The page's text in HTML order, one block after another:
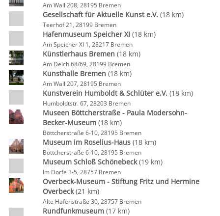
Am Wall 208, 28195 Bremen
Gesellschaft für Aktuelle Kunst e.V.(18 km)
Teerhof 21, 28199 Bremen
Hafenmuseum Speicher XI (18 km)
Am Speicher XI 1, 28217 Bremen
Künstlerhaus Bremen (18 km)
Am Deich 68/69, 28199 Bremen
Kunsthalle Bremen (18 km)
Am Wall 207, 28195 Bremen
Kunstverein Humboldt & Schlüter e.V.(18 km)
Humboldtstr. 67, 28203 Bremen
Museen Böttcherstraße - Paula Modersohn-
Becker-Museum(18 km)
Böttcherstraße 6-10, 28195 Bremen
Museum im Roselius-Haus(18 km)
Böttcherstraße 6-10, 28195 Bremen
Museum Schloß Schönebeck(19 km)
Im Dorfe 3-5, 28757 Bremen
Overbeck-Museum - Stiftung Fritz und Hermine
Overbeck(21 km)
Alte Hafenstraße 30, 28757 Bremen
Rundfunkmuseum(17 km)